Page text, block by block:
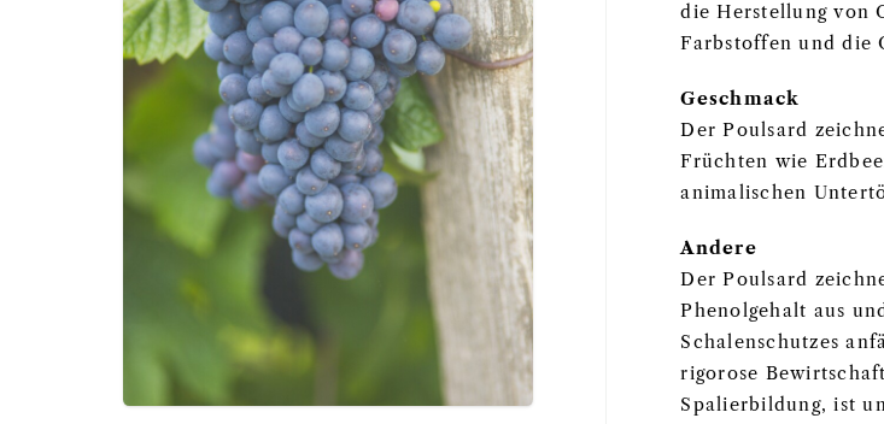
die Herstellung von
Farbstoffen und die
Geschmack
Der Poulsard
Früchten wie
animalischen
Andere
Der Poulsard
Phenolgehalt aus
Schalenschutzes
rigorose
Spalierbildung, ist